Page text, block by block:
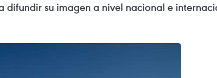
su imagen a nivel nacional e